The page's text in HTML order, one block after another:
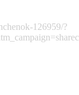
126959/?